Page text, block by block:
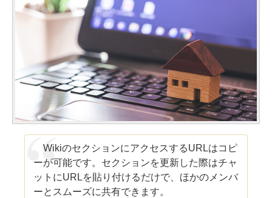
WikiのセクションにアクセスするURLはコピ
ーが可能です。セクションを更新した際はチャ
ットにURLを貼り付けるだけで、ほかのメンバ
ーとスムーズに共有できます。